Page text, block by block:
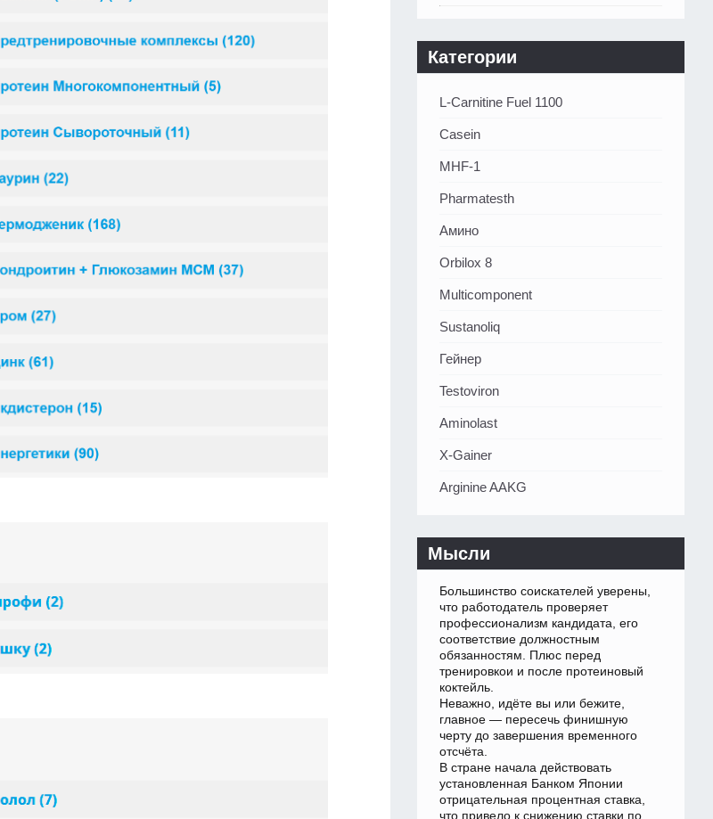
Категории
L-Carnitine Fuel 1100
Casein
MHF-1
Pharmatesth
Амино
Orbilox 8
Multicomponent
Sustanoliq
Гейнер
Testoviron
Aminolast
X-Gainer
Arginine AAKG
Мысли
Большинство соискателей уверены,
что работодатель проверяет
профессионализм кандидата, его
соответствие должностным
обязанностям. Плюс перед
тренировкои и после протеиновый
коктейль.
Неважно, идёте вы или бежите,
главное — пересечь финишную
черту до завершения временного
отсчёта.
В стране начала действовать
установленная Банком Японии
отрицательная процентная ставка,
что привело к снижению ставки по